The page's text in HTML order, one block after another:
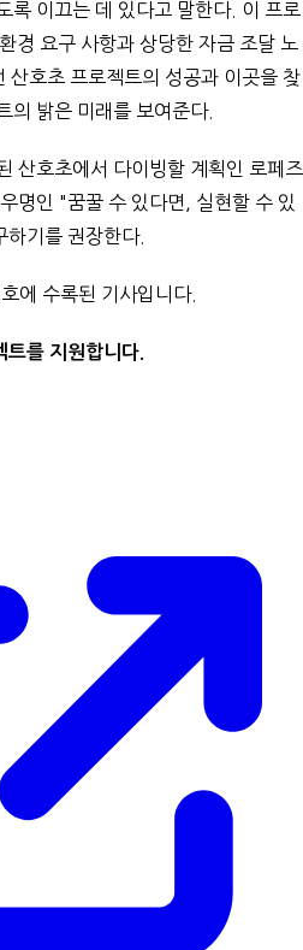
록 이끄는 데 있다고 말한다. 이 프로
경 요구 사항과 상당한 자금 조달 노
산호초 프로젝트의 성공과 이곳을 찾
의 밝은 미래를 보여준다.
산호초에서 다이빙할 계획인 로페즈
명인 "꿈꿀 수 있다면, 실현할 수 있
기를 권장한다.
에 수록된 기사입니다.
를 지원합니다.